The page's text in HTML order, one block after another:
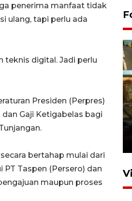
penerima manfaat tidak
ulang, tapi perlu ada
teknis digital. Jadi perlu
Presiden (Perpres)
Gaji Ketigabelas bagi
bertahap mulai dari
PT Taspen (Persero) dan
maupun proses
ledakan bom
Padang